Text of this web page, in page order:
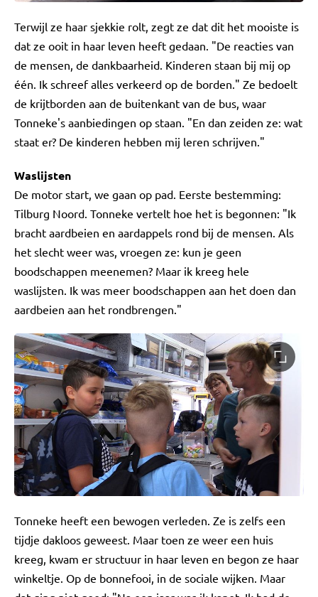
Terwijl ze haar sjekkie rolt, zegt ze dat dit het mooiste is
dat ze ooit in haar leven heeft gedaan. "De reacties van
de mensen, de dankbaarheid. Kinderen staan bij mij op
één. Ik schreef alles verkeerd op de borden." Ze bedoelt
de krijtborden aan de buitenkant van de bus, waar
Tonneke's aanbiedingen op staan. "En dan zeiden ze: wat
staat er? De kinderen hebben mij leren schrijven."
Waslijsten
De motor start, we gaan op pad. Eerste bestemming:
Tilburg Noord. Tonneke vertelt hoe het is begonnen: "Ik
bracht aardbeien en aardappels rond bij de mensen. Als
het slecht weer was, vroegen ze: kun je geen
boodschappen meenemen? Maar ik kreeg hele
waslijsten. Ik was meer boodschappen aan het doen dan
aardbeien aan het rondbrengen."
Tonneke heeft een bewogen verleden. Ze is zelfs een
tijdje dakloos geweest. Maar toen ze weer een huis
kreeg, kwam er structuur in haar leven en begon ze haar
winkeltje. Op de bonnefooi, in de sociale wijken. Maar